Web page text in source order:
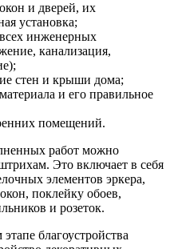
и дверей, их
установка;
инженерных
канализация,
стен и крыши дома;
и его правильное
помещений.
работ можно
Это включает в себя
элементов эркера,
поклейку обоев,
и розеток.
благоустройства